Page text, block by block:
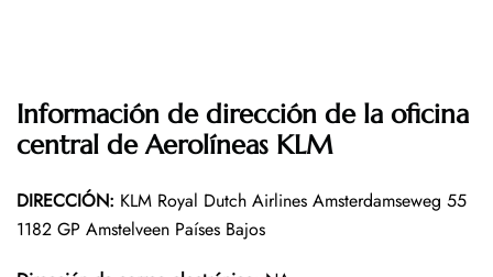
Información de dirección de la oficina
central de Aerolíneas KLM
DIRECCIÓN: KLM Royal Dutch Airlines Amsterdamseweg 55
1182 GP Amstelveen Países Bajos